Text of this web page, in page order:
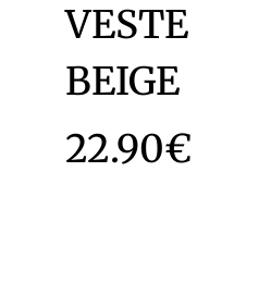
VESTE
BEIGE
22.90€